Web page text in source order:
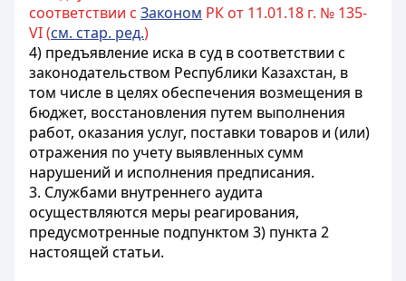
соответствии с Законом РК от 11.01.18 г. № 135-
VI (см. стар. ред.)
4) предъявление иска в суд в соответствии с
законодательством Республики Казахстан, в
том числе в целях обеспечения возмещения в
бюджет, восстановления путем выполнения
работ, оказания услуг, поставки товаров и (или)
отражения по учету выявленных сумм
нарушений и исполнения предписания.
3. Службами внутреннего аудита
осуществляются меры реагирования,
предусмотренные подпунктом 3) пункта 2
настоящей статьи.